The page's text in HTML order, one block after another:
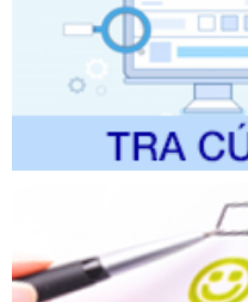
trình điện tử giải quyết thủ
lịch thuộc phạm vi chức
thao và Du lịch
Ngày ban hành: 01/06/2026
Số kí hiệu:2310/QĐ-
Tên: Về việc công bố
đổi, bổ sung và phê duyệt
trong giải quyết thủtục
thuộc phạm vi giải quyết
trường
Ngày ban hành: 01/06/2026